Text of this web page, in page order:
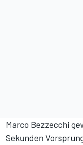
Marco Bezzecchi
Sekunden